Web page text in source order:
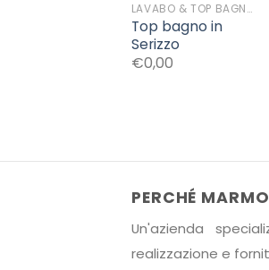
LAVABO & TOP BAGNO
Top bagno in
Serizzo
€0,00
PERCHÉ
Un'azienda
realizzazione e